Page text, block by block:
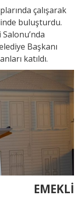
çalışarak
buluşturdu.
Başkanı
katıldı.
EMEKLİ